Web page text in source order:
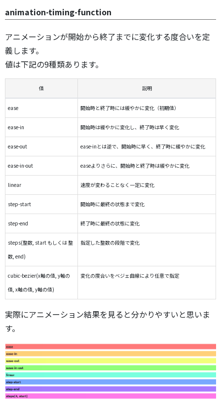
animation-timing-function
アニメーションが開始から終了までに変化する度合いを定
義します。
値は下記の9種類あります。
値 説明
ease 開始時と終了時には緩やかに変化（初期値）
ease-in 開始時は緩やかに変化し、終了時は早く変化
ease-out ease-inとは逆で、開始時に早く、終了時に緩やかに変化
ease-in-out easeよりさらに、開始時と終了時は緩やかに変化
linear 速度が変わることなく一定に変化
step-start 開始時に最終の状態まで変化
step-end 終了時に最終の状態に変化
steps(整数, start もしくは 整
数, end)
指定した整数の段階で変化
cubic-bezier(x軸の値, y軸の
値, x軸の値, y軸の値)
変化の度合いをベジェ曲線により任意で指定
実際にアニメーション結果を見ると分かりやすいと思いま
す。